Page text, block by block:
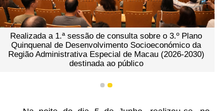
Realizada a 1.ª sessão de consulta sobre o 3.º Plano
Quinquenal de Desenvolvimento Socioeconómico da
Região Administrativa Especial de Macau (2026-2030)
destinada ao público
1 2